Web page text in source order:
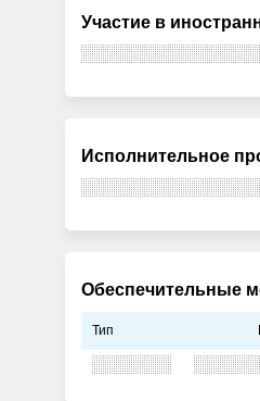
Участие в
Исполнительное
Обеспечительные
Тип